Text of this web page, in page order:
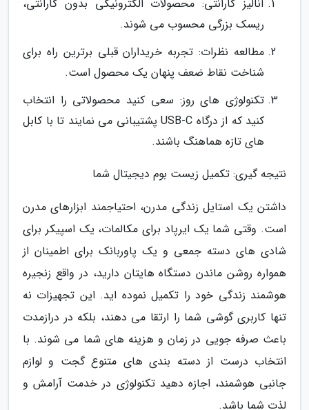
آنالیز گارانتی: محصولات الکترونیکی بدون گارانتی،
ریسک بزرگی محسوب می شوند.
مطالعه نظرات: تجربه خریداران قبلی برترین راه برای
شناخت نقاط ضعف پنهان یک محصول است.
تکنولوژی های روز: سعی کنید محصولاتی را انتخاب
کنید که از درگاه USB-C پشتیبانی می نمایند تا با کابل
های تازه هماهنگ باشند.
نتیجه گیری: تکمیل زیست بوم دیجیتال شما
داشتن یک استایل زندگی مدرن، احتیاجمند ابزارهای مدرن
است. وقتی شما یک ایرپاد برای مکالمات، یک اسپیکر برای
شادی های دسته جمعی و یک پاوربانک برای اطمینان از
همواره روشن ماندن دستگاه هایتان دارید، در واقع زنجیره
هوشمند زندگی خود را تکمیل نموده اید. این تجهیزات نه
تنها کاربری گوشی شما را ارتقا می دهند، بلکه در درازمدت
باعث صرفه جویی در زمان و هزینه های شما می شوند. با
انتخاب درست از دسته بندی های متنوع گجت و لوازم
جانبی هوشمند، اجازه دهید تکنولوژی در خدمت آرامش و
لذت شما باشد.